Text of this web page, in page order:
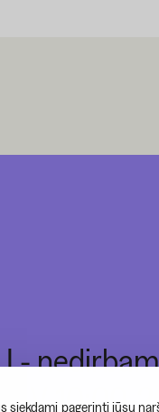
siekdami pagerinti jūsų
I -
II-V 10:00-